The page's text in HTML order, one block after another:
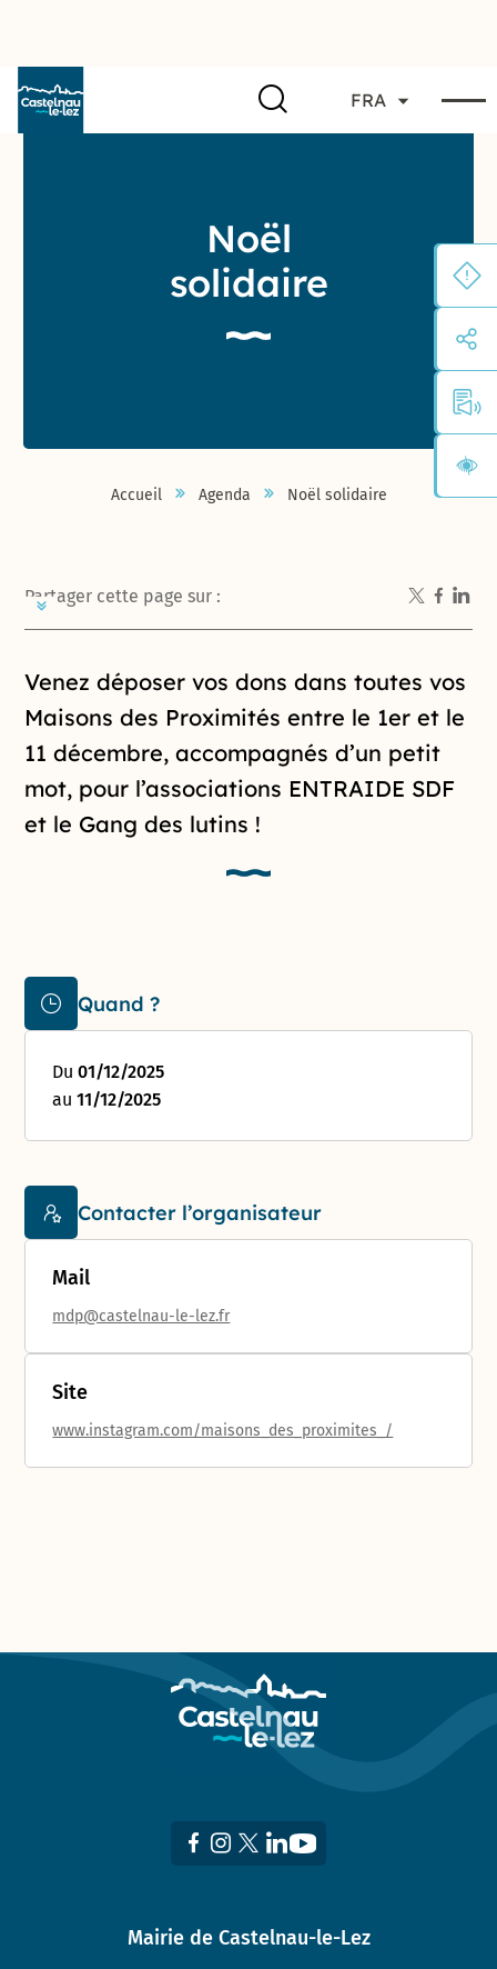
FRA
Noël
solidaire
Accueil Agenda Noël solidaire
Quand ?
Du01/12/2025
au11/12/2025
Contacter l’organisateur
Mail
mdp@castelnau-le-lez.fr
Site
www.instagram.com/maisons_des_proximites_/
Partager cette page sur :
Introduction de la page
Venez déposer vos dons dans toutes vos
Maisons des Proximités entre le 1er et le
11 décembre, accompagnés d’un petit
mot, pour l’associations ENTRAIDE SDF
et le Gang des lutins !
Mairie de Castelnau-le-Lez